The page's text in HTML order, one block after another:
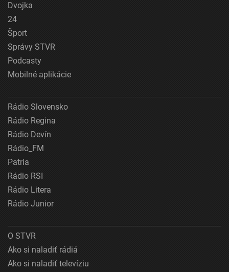
Dvojka
24
Šport
Správy STVR
Podcasty
Mobilné aplikácie
Rádio Slovensko
Rádio Regina
Rádio Devín
Rádio_FM
Patria
Rádio RSI
Rádio Litera
Rádio Junior
O STVR
Ako si naladiť rádiá
Ako si naladiť televíziu